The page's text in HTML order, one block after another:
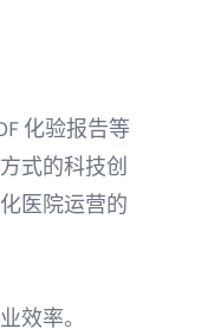
化验报告等
式的科技创
医院运营的
效率。